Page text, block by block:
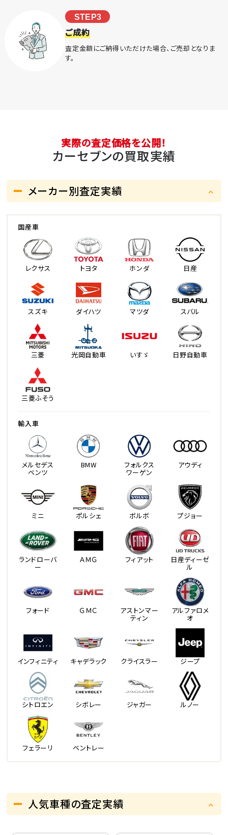
STEP3
ご成約
査定金額にご納得いただけた場合、ご売却となりま
す。
実際の査定価格を公開！
カーセブンの買取実績
メーカー別査定実績
国産車
レクサス トヨタ ホンダ 日産
スズキ ダイハツ マツダ スバル
三菱 光岡自動車 いすゞ 日野自動車
三菱ふそう
輸入車
メルセデス
ベンツ
BMW フォルクス
ワーゲン
アウディ
ミニ ポルシェ ボルボ プジョー
ランドローバ
ー
ＡＭＧ フィアット 日産ディーゼ
ル
フォード ＧＭＣ アストンマー
ティン
アルファロメ
オ
インフィニティ キャデラック クライスラー ジープ
シトロエン シボレー ジャガー ルノー
フェラーリ ベントレー
人気車種の査定実績